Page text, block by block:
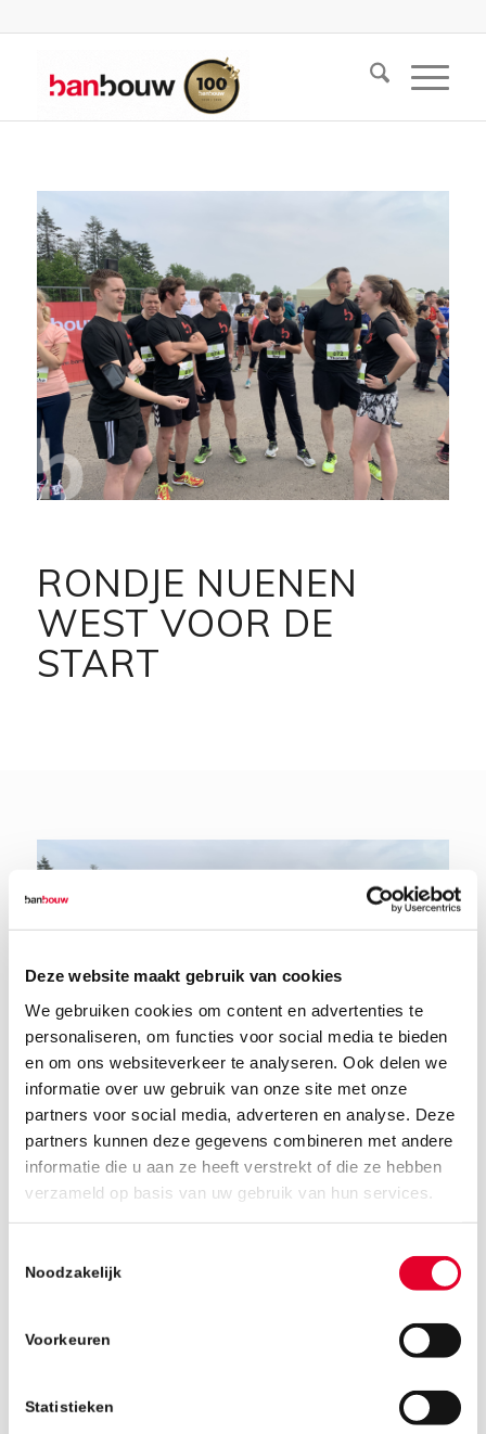
Deze website maakt gebruik van cookies
We gebruiken cookies om content en advertenties te
personaliseren, om functies voor social media te bieden
en om ons websiteverkeer te analyseren. Ook delen we
informatie over uw gebruik van onze site met onze
partners voor social media, adverteren en analyse. Deze
partners kunnen deze gegevens combineren met andere
informatie die u aan ze heeft verstrekt of die ze hebben
verzameld op basis van uw gebruik van hun services.
Noodzakelijk
Voorkeuren
Statistieken
RONDJE NUENEN
WEST VOOR DE
START
22 mei 2019